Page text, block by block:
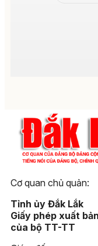
Cơ quan chủ quản:
Tỉnh ủy Đắk Lắk
Giấy phép xuất
của bộ TT-TT